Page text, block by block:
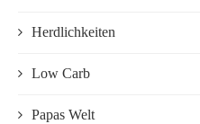
Herdlichkeiten
Low Carb
Papas Welt